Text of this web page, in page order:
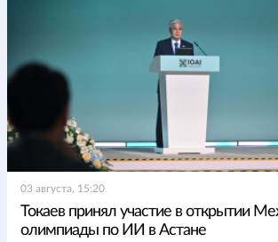
03 августа, 15:20
Токаев принял участие в открытии
олимпиады по ИИ в Астане